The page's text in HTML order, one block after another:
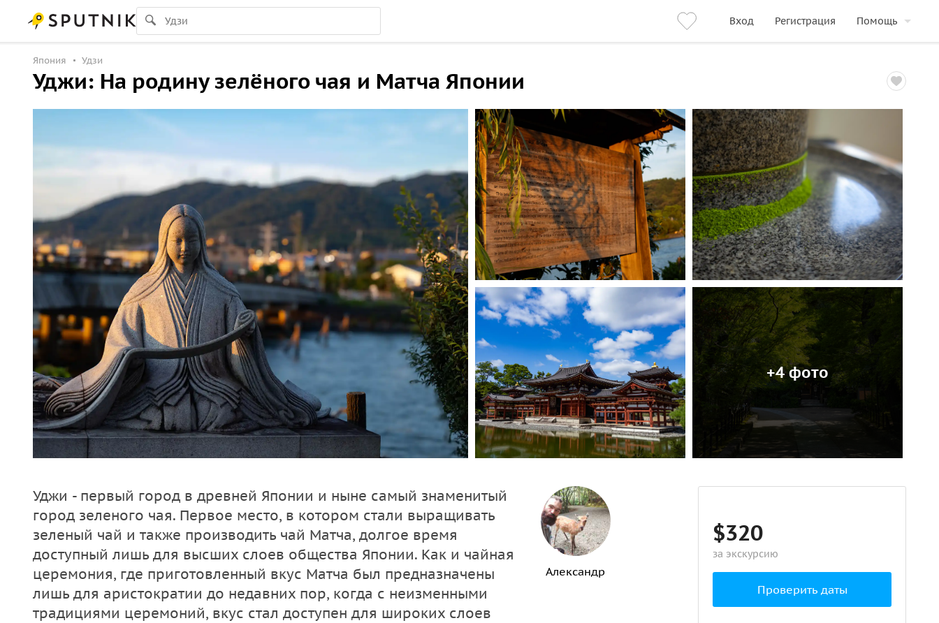
Вход Регистрация Помощь
Япония Удзи
Уджи: На родину зелёного чая и Матча Японии
+4 фото
Уджи - первый город в древней Японии и ныне самый знаменитый
город зеленого чая. Первое место, в котором стали выращивать
зеленый чай и также производить чай Матча, долгое время
доступный лишь для высших слоев общества Японии. Как и чайная
церемония, где приготовленный вкус Матча был предназначены
лишь для аристократии до недавних пор, когда с неизменными
традициями церемоний, вкус стал доступен для широких слоев
Александр
$320
за экскурсию
Проверить даты